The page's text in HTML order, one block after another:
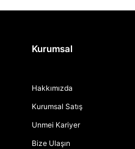
Kurumsal
Hakkımızda
Kurumsal Satış
Unmei Kariyer
Bize Ulaşın